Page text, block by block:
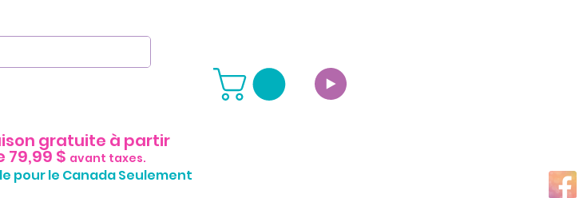
gratuite à partir
79,99 $ avant taxes.
pour le Canada Seulement